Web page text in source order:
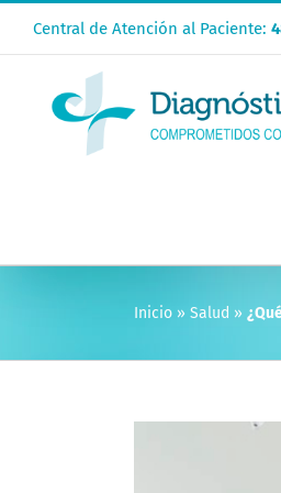
Central de Atención al Paciente:
Inicio » Salud »